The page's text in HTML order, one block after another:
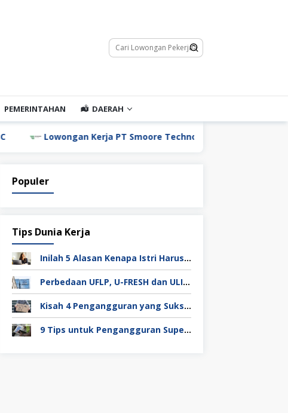
PEMERINTAHAN DAERAH
Lowongan Kerja PT Smoore Technology Indonesia
Populer
Tips Dunia Kerja
Inilah 5 Alasan Kenapa Istri Harus Punya Uang Sendiri Setelah Menikah
Perbedaan UFLP, U-FRESH dan ULIP pada Program Unilever
Kisah 4 Pengangguran yang Sukses Mendapat Kerja
9 Tips untuk Pengangguran Super Duper Penting